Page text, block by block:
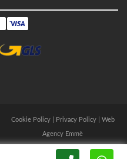
Cookie Policy| Privacy Policy| Web
Agency Emmè